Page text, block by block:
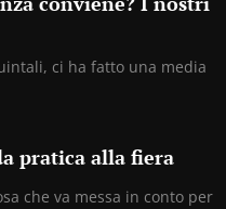
ci ha fatto una media
pratica alla fiera
che va messa in conto per